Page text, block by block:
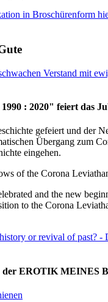
in Broschürenform
Verstand mit
: 2020" feiert das
gefeiert und der
Übergang zum
eingehen.
of the Corona
and the new
to the Corona
or revival of past?
der EROTIK MEINES